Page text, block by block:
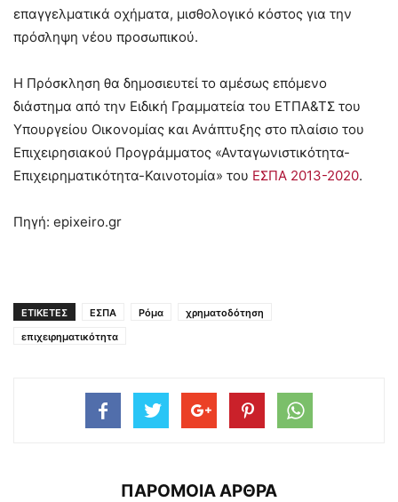
επαγγελματικά οχήματα, μισθολογικό κόστος για την
πρόσληψη νέου προσωπικού.
Η Πρόσκληση θα δημοσιευτεί το αμέσως επόμενο
διάστημα από την Ειδική Γραμματεία του ΕΤΠΑ&ΤΣ του
Υπουργείου Οικονομίας και Ανάπτυξης στο πλαίσιο του
Επιχειρησιακού Προγράμματος «Ανταγωνιστικότητα-
Επιχειρηματικότητα-Καινοτομία» του ΕΣΠΑ 2013-2020.
Πηγή: epixeiro.gr
ΕΤΙΚΕΤΕΣ ΕΣΠΑ Ρόμα
χρηματοδότηση
επιχειρηματικότητα
ΠΑΡΟΜΟΙΑ ΑΡΘΡΑ